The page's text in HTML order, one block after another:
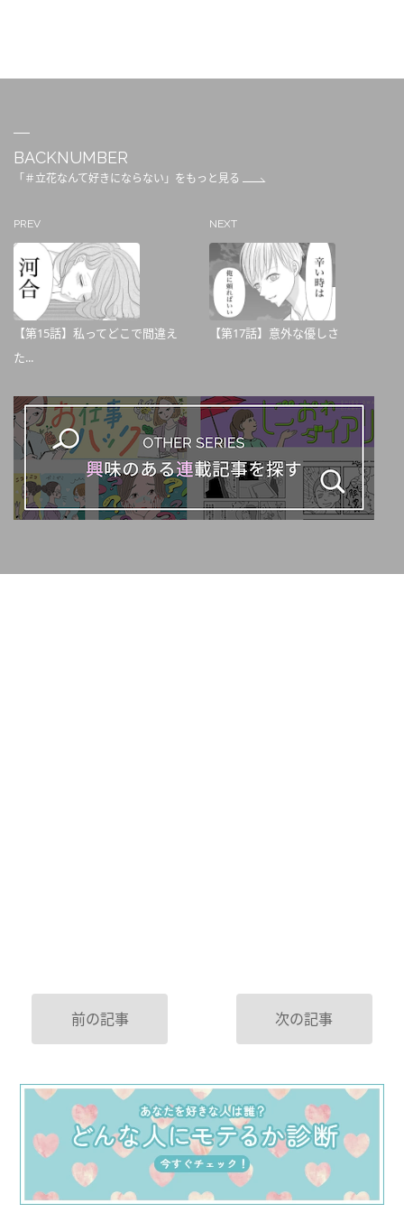
BACKNUMBER
「＃立花なんて好きにならない」をもっと見る
PREV
【第15話】私ってどこで間違え
た...
NEXT
【第17話】意外な優しさ
前の記事 次の記事